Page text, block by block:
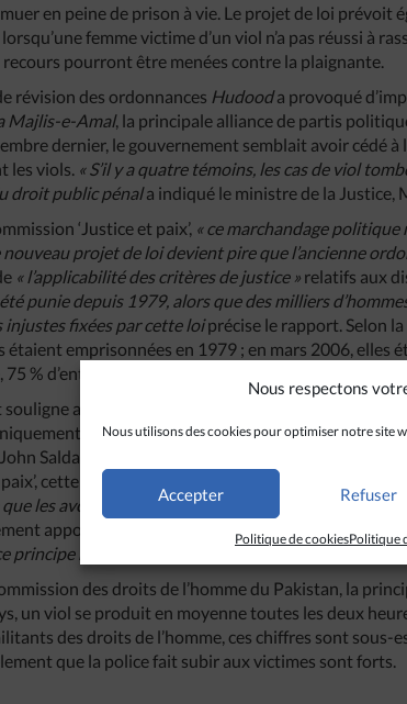
Nous respectons
Nous utilisons des cookies pour optimiser notre site
Accepter Refuser
Politique de cookiesPolitique
en peine de prison à vie. Le projet de loi prévoit
lorsqu’une femme victime d’un viol n’a pas réussi à
recours pourront être menées contre la plaignante.
révision des ordonnances Hudooda provoqué
Majlis-e-Amal, la principale alliance de partis
dernier, le gouvernement semblait avoir cédé
les viols. « S’il y a quatre témoins, les cas de viol
droit public pénala indiqué le ministre de la Justice,
‘Justice et paix’, « ce marchandage
nouveau projet de loi devient pire que l’ancienne
« l’applicabilité des critères de justice » relatifs aux
été punie depuis 1979, alors que des milliers
injustes fixées par cette loiprécise le rapport. Selon
étaient emprisonnées en 1979 ; en mars 2006, elles
% d’entre elles attendant leur procès au titre des
aussi les points discriminatoires envers les
être traités par des avocats musulmans et
Saldanha, archevêque de Lahore et signataire
cette loi est
« très discriminatoire puisque les
les avocats musulmans » et qu’ils étudient
apporter une contribution à la justice mais ne
principe revient à réduire le champ d’action de la
des droits de l’homme du Pakistan, la
un viol se produit en moyenne toutes les deux
des droits de l’homme, ces chiffres sont
que la police fait subir aux victimes sont forts.